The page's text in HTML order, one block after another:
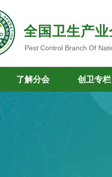
全国卫生产
Pest Control Branch Of
了解分会 创卫专栏